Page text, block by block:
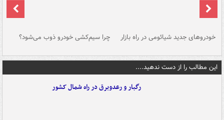
خودروهای جدید شیائومی در راه بازار چرا سیم‌کشی خودرو ذوب می‌شود؟
این مطالب را از دست ندهید....
رگبار و رعدوبرق در راه شمال کشور